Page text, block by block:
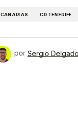
CANARIAS CD TENERIFE
por Sergio Delgado